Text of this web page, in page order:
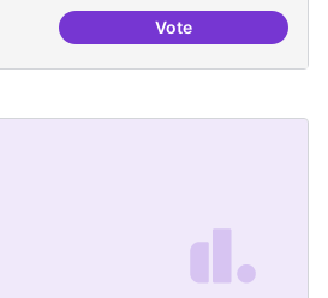
VoteUna única Festa